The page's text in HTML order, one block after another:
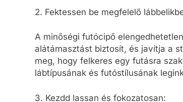
2. Fektessen be megfelelő
A minőségi futócipő
alátámasztást biztosít, és javítja a
meg, hogy felkeres egy futásra
lábtípusának és futóstílusának
3. Kezdd lassan és fokozatosan: